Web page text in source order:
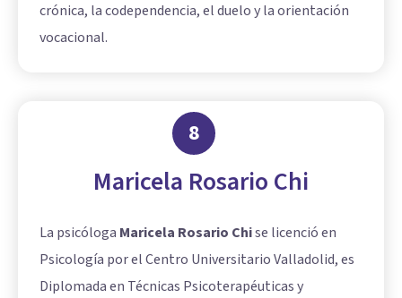
crónica, la codependencia, el duelo y la orientación
vocacional.
8
Maricela Rosario Chi
La psicóloga Maricela Rosario Chise licenció en
Psicología por el Centro Universitario Valladolid, es
Diplomada en Técnicas Psicoterapéuticas y